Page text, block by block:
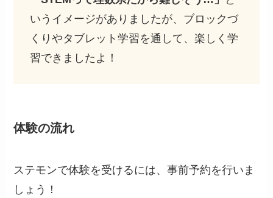
いうイメージがありましたが、ブロックづ
くりやタブレット学習を通して、楽しく学
習できましたよ！
体験の流れ
ステモンで体験を受けるには、事前予約を行いま
しょう！